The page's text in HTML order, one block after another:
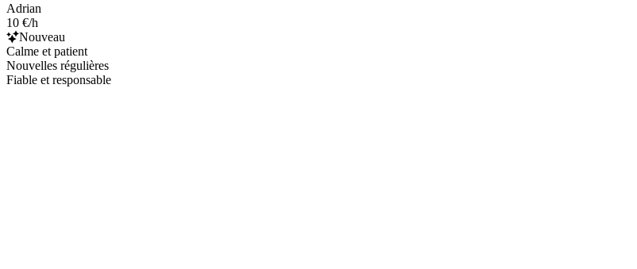
Adrian
10 €/h
Nouveau
Calme et patient
Nouvelles régulières
Fiable et responsable